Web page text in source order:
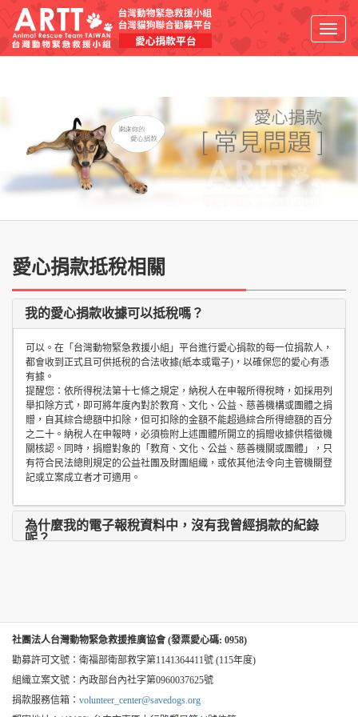
愛心捐款抵稅相關
我的愛心捐款收據可以抵稅嗎？
可以。在「台灣動物緊急救援小組」平台進行愛心捐款的每一位捐款人，
都會收到正式且可供抵稅的合法收據(紙本或電子)，以確保您的愛心有憑
有據。
提醒您：依所得稅法第十七條之規定，納稅人在申報所得稅時，如採用列
舉扣除方式，即可將年度內對於教育、文化、公益、慈善機構或團體之捐
贈，自其綜合總額中扣除，但可扣除的金額不能超過綜合所得總額的百分
之二十。納稅人在申報時，必須檢附上述團體所開立的捐贈收據供稽徵機
關核認。同時，捐贈對象的「教育、文化、公益、慈善機關或團體」，只
有符合民法總則規定的公益社團及財團組織，或依其他法令向主管機關登
記或立案成立者才可適用。
為什麼我的電子報稅資料中，沒有我曾經捐款的紀錄
呢？
社團法人台灣動物緊急救援推廣協會 (發票愛心碼: 0958)
勸募許可文號：衛福部衛部救字第1141364411號 (115年度)
組織立案文號：內政部台內社字第0960037625號
捐款服務信箱： volunteer_center@savedogs.org